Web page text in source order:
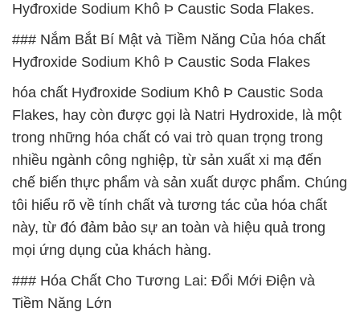
Hyđroxide Sodium Khô Þ Caustic Soda Flakes.
### Nắm Bắt Bí Mật và Tiềm Năng Của hóa chất
Hyđroxide Sodium Khô Þ Caustic Soda Flakes
hóa chất Hyđroxide Sodium Khô Þ Caustic Soda
Flakes, hay còn được gọi là Natri Hydroxide, là một
trong những hóa chất có vai trò quan trọng trong
nhiều ngành công nghiệp, từ sản xuất xi mạ đến
chế biến thực phẩm và sản xuất dược phẩm. Chúng
tôi hiểu rõ về tính chất và tương tác của hóa chất
này, từ đó đảm bảo sự an toàn và hiệu quả trong
mọi ứng dụng của khách hàng.
### Hóa Chất Cho Tương Lai: Đổi Mới Điện và
Tiềm Năng Lớn